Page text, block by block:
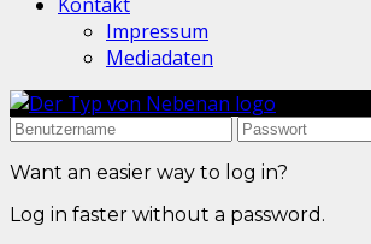
Impressum
Mediadaten
Want an easier way to log in?
Log in faster without a password.